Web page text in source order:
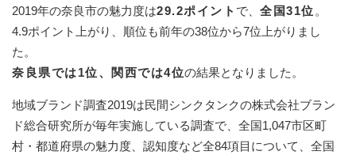
2019年の奈良市の魅力度は29.2ポイント で、 全国31位 。
4.9ポイント上がり、順位も前年の38位から7位上がりまし
た。
奈良県では1位、関西では4位の結果となりました。
地域ブランド調査2019は民間シンクタンクの株式会社ブラン
ド総合研究所が毎年実施している調査で、全国1,047市区町
村・都道府県の魅力度、認知度など全84項目について、全国